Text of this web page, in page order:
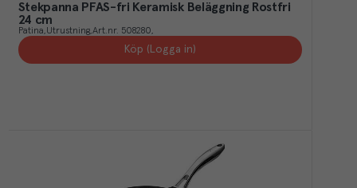
Stekpanna PFAS-fri Keramisk Beläggning Rostfri
24 cm
Patina Utrustning Art.nr. 508280
Köp (Logga in)